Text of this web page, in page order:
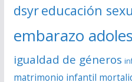
dsyreducación
embarazo
igualdad de géneros
matrimonio infantil